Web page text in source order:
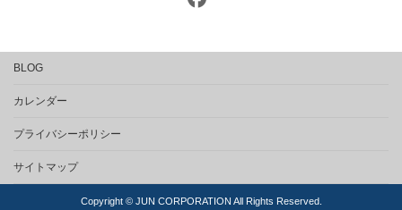
BLOG
カレンダー
プライバシーポリシー
サイトマップ
Copyright © JUN CORPORATION All Rights Reserved.